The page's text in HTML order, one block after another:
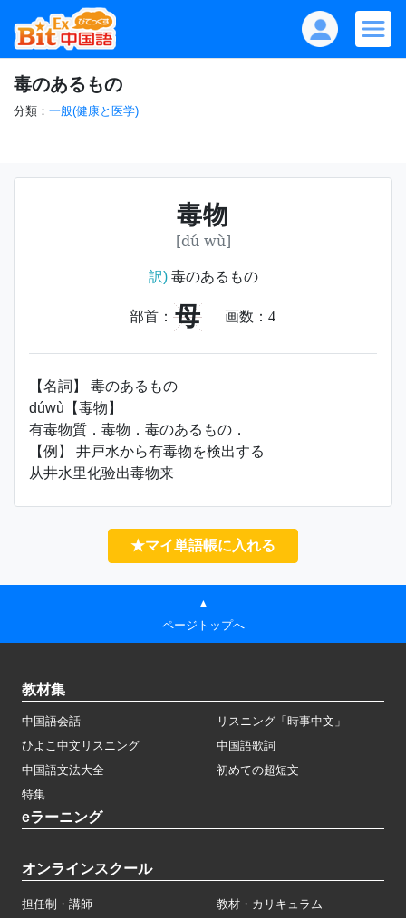
毒のあるもの
分類： 一般(健康と医学)
毒物
[dú wù]
訳)毒のあるもの
部首： 母 画数： 4
【名詞】 毒のあるもの
dúwù【毒物】
有毒物質．毒物．毒のあるもの．
【例】 井戸水から有毒物を検出する
从井水里化验出毒物来
★マイ単語帳に入れる
▲
ページトップへ
教材集
中国語会話
リスニング「時事中文」
ひよこ中文リスニング
中国語歌詞
中国語文法大全
初めての超短文
特集
eラーニング
オンラインスクール
担任制・講師 教材・カリキュラム